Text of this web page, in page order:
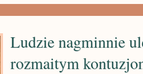
WSKAZANE
Ludzie nagminnie
rozmaitym